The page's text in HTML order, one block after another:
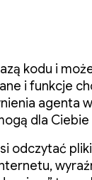
kodu i
i funkcje
agenta
dla
odczytać